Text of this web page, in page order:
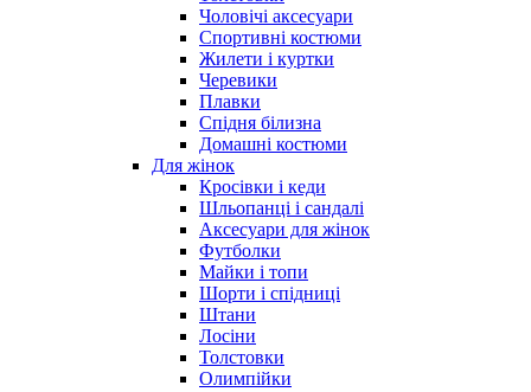
Чоловічі аксесуари
Спортивні костюми
Жилети і куртки
Черевики
Плавки
Спідня білизна
Домашні костюми
Для жінок
Кросівки і кеди
Шльопанці і сандалі
Аксесуари для жінок
Футболки
Майки і топи
Шорти і спідниці
Штани
Лосіни
Толстовки
Олимпійки